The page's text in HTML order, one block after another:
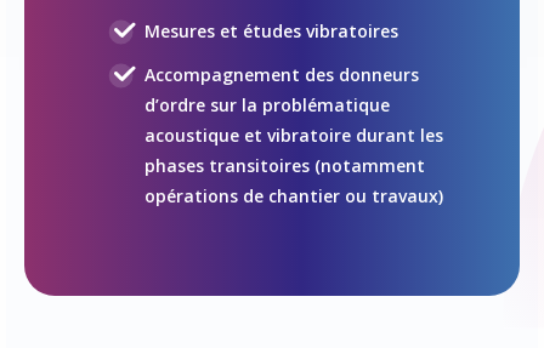
Mesures et études vibratoires
Accompagnement des donneurs
d’ordre sur la problématique
acoustique et vibratoire durant les
phases transitoires (notamment
opérations de chantier ou travaux)